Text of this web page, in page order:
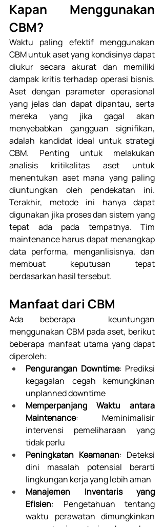
Kapan Menggunakan
CBM?
Waktu paling efektif menggunakan
CBM untuk aset yang kondisinya dapat
diukur secara akurat dan memiliki
dampak kritis terhadap operasi bisnis.
Aset dengan parameter operasional
yang jelas dan dapat dipantau, serta
mereka yang jika gagal akan
menyebabkan gangguan signifikan,
adalah kandidat ideal untuk strategi
CBM. Penting untuk melakukan
analisis kritikalitas aset untuk
menentukan aset mana yang paling
diuntungkan oleh pendekatan ini.
Terakhir, metode ini hanya dapat
digunakan jika proses dan sistem yang
tepat ada pada tempatnya. Tim
maintenance harus dapat menangkap
data performa, menganlisisnya, dan
membuat keputusan tepat
berdasarkan hasil tersebut.
Manfaat dari CBM
Ada beberapa  keuntungan
menggunakan CBM pada aset, berikut
beberapa manfaat utama yang dapat
diperoleh:
Pengurangan Downtime: Prediksi
kegagalan cegah kemungkinan
unplanned downtime
Memperpanjang Waktu antara
Maintenance: Meminimalisir
intervensi pemeliharaan yang
tidak perlu
Peningkatan Keamanan: Deteksi
dini masalah potensial berarti
lingkungan kerja yang lebih aman
Manajemen Inventaris yang
Efisien: Pengetahuan tentang
waktu perawatan dimungkinkan